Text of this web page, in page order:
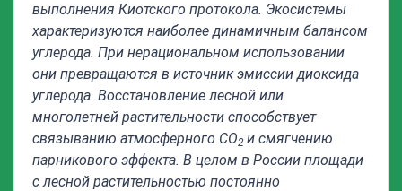
выполнения Киотского протокола. Экосистемы
характеризуются наиболее динамичным балансом
углерода. При нерациональном использовании
они превращаются в источник эмиссии диоксида
углерода. Восстановление лесной или
многолетней растительности способствует
связыванию атмосферного СО2 и смягчению
парникового эффекта. В целом в России площади
с лесной растительностью постоянно